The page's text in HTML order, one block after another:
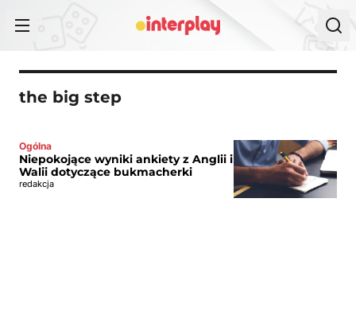
the big step
Ogólna
Niepokojące wyniki ankiety z Anglii i
Walii dotyczące bukmacherki
redakcja